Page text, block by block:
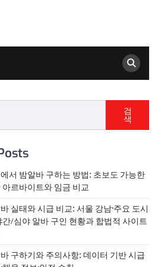
검
색
서 밤알바 구하는 방법: 초보도 가능한
아르바이트와 임금 비교
실태와 시급 비교: 서울 강남·주요 도시
간/심야 알바 구인 현황과 합법적 사이트
구하기와 주의사항: 데이터 기반 시급